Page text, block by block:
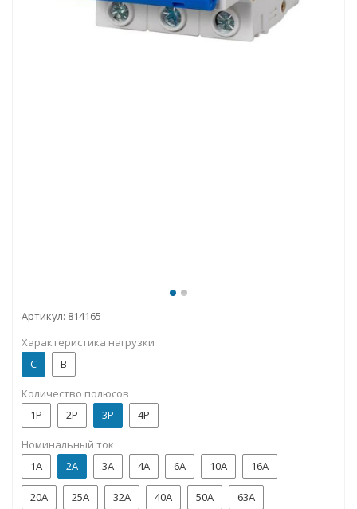
Артикул: 814165
Характеристика нагрузки
C
B
Количество полюсов
1P
2P 3P 4P
Номинальный ток
1А
2А 3А 4А 6А 10А 16А
20А 25А 32А 40А 50А 63А